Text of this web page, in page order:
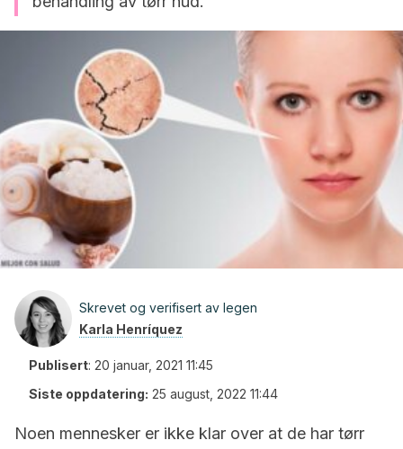
Skrevet og verifisert av legen
Karla Henríquez
Publisert: 20 januar, 2021 11:45
Siste oppdatering: 25 august, 2022 11:44
Noen mennesker er ikke klar over at de har tørr